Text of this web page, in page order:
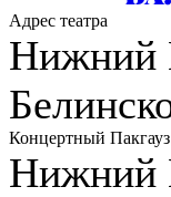
Адрес театра
Нижний
Концертный Пакгауз
Нижний